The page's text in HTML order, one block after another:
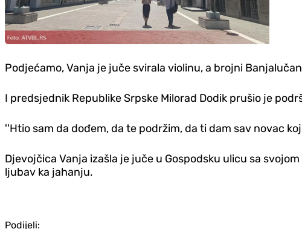
Podjećamo, Vanja je juče svirala violinu, a brojni
I predsjednik Republike Srpske Milorad Dodik prušio je
''Htio sam da dođem, da te podržim, da ti dam sav novac
Djevojčica Vanja izašla je juče u Gospodsku ulicu sa
ljubav ka jahanju.
Podijeli: